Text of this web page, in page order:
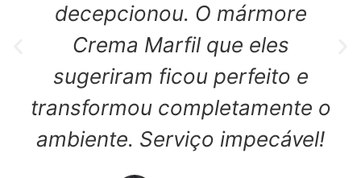
decepcionou. O mármore
Crema Marfil que eles
sugeriram ficou perfeito e
transformou completamente o
ambiente. Serviço impecável!